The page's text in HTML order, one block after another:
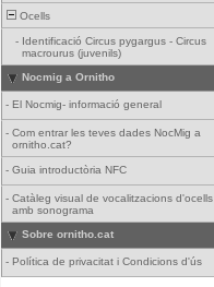
Ocells
- Identificació Circus pygargus - Circus
macrourus (juvenils)
Nocmig a Ornitho
- El Nocmig- informació general
- Com entrar les teves dades NocMig a
ornitho.cat?
- Guia introductòria NFC
- Catàleg visual de vocalitzacions d'ocells
amb sonograma
Sobre ornitho.cat
- Política de privacitat i Condicions d'ús